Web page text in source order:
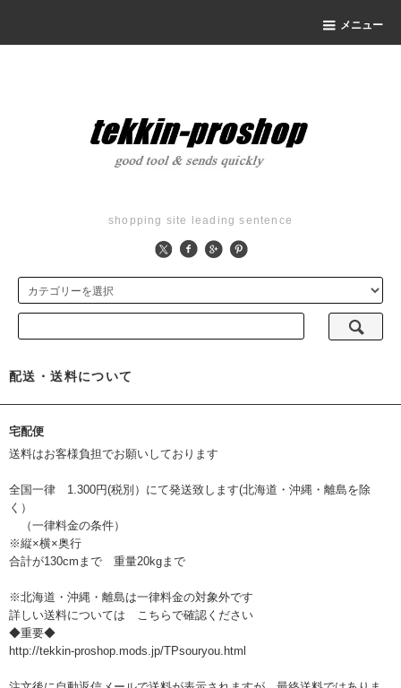
メニュー
shopping site leading sentence
配送・送料について
宅配便
送料はお客様負担でお願いしております
全国一律 1.300円(税別）にて発送致します(北海道・沖縄・離島を除
く）
（一律料金の条件）
※縦×横×奥行
合計が130cmまで 重量20kgまで
※北海道・沖縄・離島は一律料金の対象外です
詳しい送料については こちらで確認ください
◆重要◆
http://tekkin-proshop.mods.jp/TPsouryou.html